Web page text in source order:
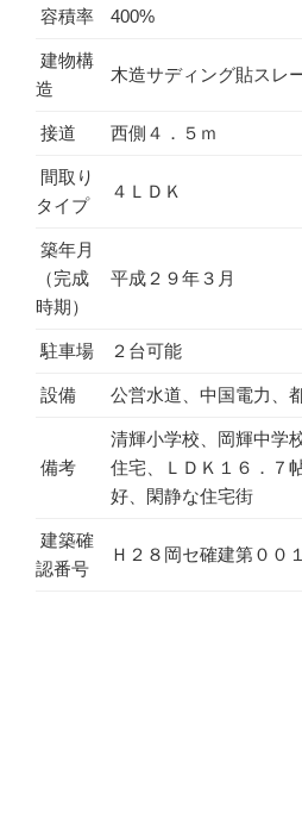
容積率 400%
建物構
造
木造サディング貼スレ
接道 西側４．５ｍ
間取り
タイプ
４ＬＤＫ
築年月
（完成
時期）
平成２９年３月
駐車場 ２台可能
設備 公営水道、中国電力、
備考
清輝小学校、岡輝中学
住宅、ＬＤＫ１６．７
好、閑静な住宅街
建築確
認番号
Ｈ２８岡セ確建第００